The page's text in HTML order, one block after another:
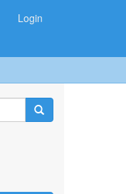
Login